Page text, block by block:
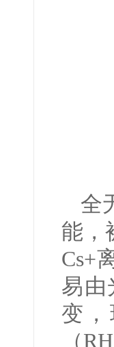
全
能，
Cs+
易由
变
（